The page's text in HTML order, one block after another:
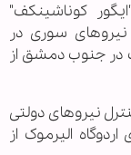
کوناشینکف"
سوری در
در جنوب دمشق از
کنترل نیروهای دولتی
الیرموک از